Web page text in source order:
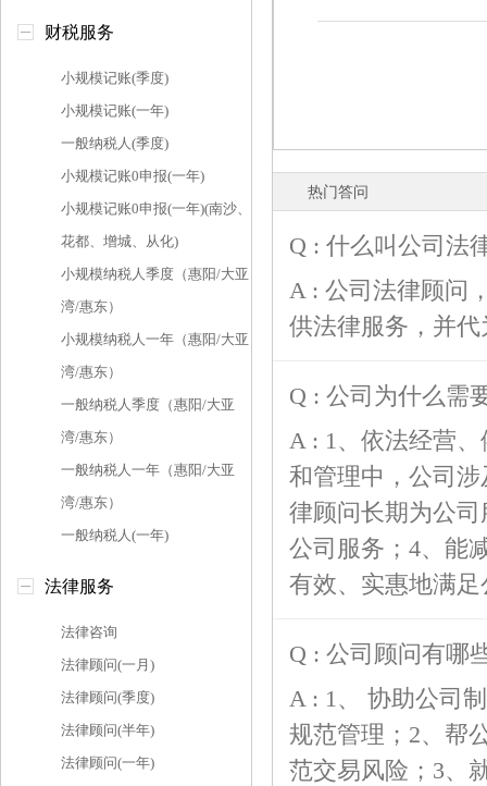
财税服务
小规模记账(季度)
小规模记账(一年)
一般纳税人(季度)
小规模记账0申报(一年)
小规模记账0申报(一年)(南沙、
花都、增城、从化)
小规模纳税人季度（惠阳/大亚
湾/惠东）
小规模纳税人一年（惠阳/大亚
湾/惠东）
一般纳税人季度（惠阳/大亚
湾/惠东）
一般纳税人一年（惠阳/大亚
湾/惠东）
一般纳税人(一年)
法律服务
法律咨询
法律顾问(一月)
法律顾问(季度)
法律顾问(半年)
法律顾问(一年)
热门答问
Q : 什么叫公司法
A : 公司法律顾问
供法律服务，并
Q : 公司为什么需
A : 1、依法经营
和管理中，公司
律顾问长期为公
公司服务；4、能
有效、实惠地满
Q : 公司顾问有哪
A : 1、 协助公司
规范管理；2、帮
范交易风险；3、